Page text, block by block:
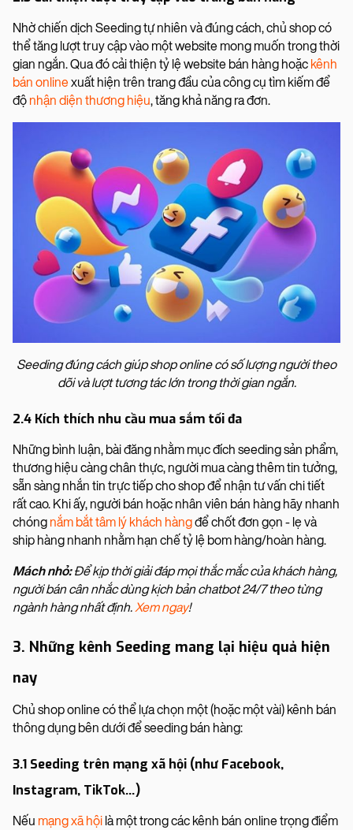
Nhờ chiến dịch Seeding tự nhiên và đúng cách, chủ shop có
thể tăng lượt truy cập vào một website mong muốn trong thời
gian ngắn. Qua đó cải thiện tỷ lệ website bán hàng hoặc kênh
bán onlinexuất hiện trên trang đầu của công cụ tìm kiếm để
độ nhận diện thương hiệu, tăng khả năng ra đơn.
Seeding đúng cách giúp shop online có số lượng người theo
dõi và lượt tương tác lớn trong thời gian ngắn.
2.4 Kích thích nhu cầu mua sắm tối đa
Những bình luận, bài đăng nhằm mục đích seeding sản phẩm,
thương hiệu càng chân thực, người mua càng thêm tin tưởng,
sẵn sàng nhắn tin trực tiếp cho shop để nhận tư vấn chi tiết
rất cao. Khi ấy, người bán hoặc nhân viên bán hàng hãy nhanh
chóng nắm bắt tâm lý khách hàngđể chốt đơn gọn - lẹ và
ship hàng nhanh nhằm hạn chế tỷ lệ bom hàng/hoàn hàng.
Mách nhỏ:Để kịp thời giải đáp mọi thắc mắc của khách hàng,
người bán cân nhắc dùng kịch bản chatbot 24/7 theo từng
ngành hàng nhất định. Xem ngay!
3. Những kênh Seeding mang lại hiệu quả hiện
nay
Chủ shop online có thể lựa chọn một (hoặc một vài) kênh bán
thông dụng bên dưới để seeding bán hàng:
3.1 Seeding trên mạng xã hội (như Facebook,
Instagram, TikTok…)
Nếu mạng xã hội là một trong các kênh bán online trọng điểm